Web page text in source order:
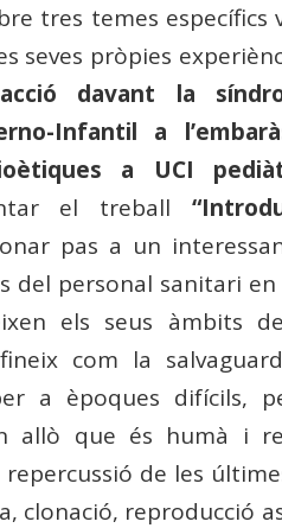
tres temes específics
seves pròpies
davant la
Infantil a
a UCI
el treball
pas a un
del personal sanitari en
els seus àmbits
com la
a èpoques difícils,
allò que és humà i
de les
clonació, reproducció